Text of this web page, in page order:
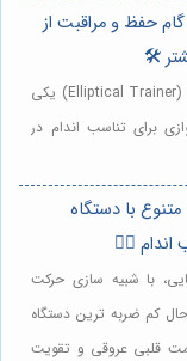
حفظ و مراقبت از
🛠️
اسکی فضایی در تهران - دستگاه اسکی فضایی (Elliptical Trainer) یکی
برای تناسب اندام در
با دستگاه
🏃‍♀️
با شبیه سازی حرکت
کم ضربه ترین دستگاه
قلبی عروقی و تقویت